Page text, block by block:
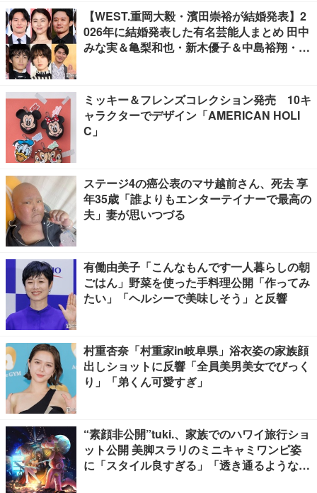
【WEST.重岡大毅・濱田崇裕が結婚発表】2
026年に結婚発表した有名芸能人まとめ 田中
みな実＆亀梨和也・新木優子＆中島裕翔・川
ミッキー＆フレンズコレクション発売 10キ
ャラクターでデザイン「AMERICAN HOLI
C」
ステージ4の癌公表のマサ越前さん、死去 享
年35歳「誰よりもエンターテイナーで最高の
夫」妻が思いつづる
有働由美子「こんなもんです一人暮らしの朝
ごはん」野菜を使った手料理公開「作ってみ
たい」「ヘルシーで美味しそう」と反響
村重杏奈「村重家in岐阜県」浴衣姿の家族顔
出しショットに反響「全員美男美女でびっく
り」「弟くん可愛すぎ」
“素顔非公開”tuki.、家族でのハワイ旅行ショ
ット公開 美脚スラリのミニキャミワンピ姿
に「スタイル良すぎる」「透き通るような透